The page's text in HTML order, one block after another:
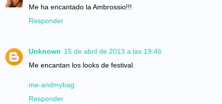
Me ha encantado la Ambrossio!!!
Responder
Unknown 15 de abril de 2013 a las 19:46
Me encantan los looks de festival.
me-andmybag
Responder